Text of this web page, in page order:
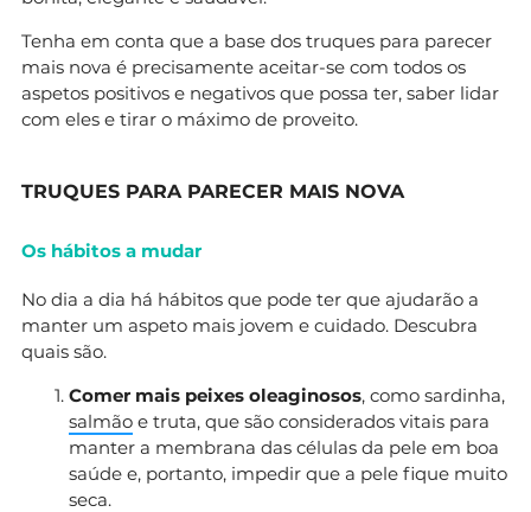
Tenha em conta que a base dos truques para parecer
mais nova é precisamente aceitar-se com todos os
aspetos positivos e negativos que possa ter, saber lidar
com eles e tirar o máximo de proveito.
TRUQUES PARA PARECER MAIS NOVA
Os hábitos a mudar
No dia a dia há hábitos que pode ter que ajudarão a
manter um aspeto mais jovem e cuidado. Descubra
quais são.
Comer mais peixes oleaginosos, como sardinha,
salmão e truta, que são considerados vitais para
manter a membrana das células da pele em boa
saúde e, portanto, impedir que a pele fique muito
seca.